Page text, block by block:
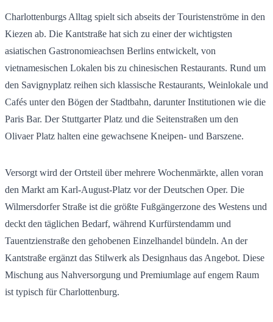
Charlottenburgs Alltag spielt sich abseits der Touristenströme in den
Kiezen ab. Die Kantstraße hat sich zu einer der wichtigsten
asiatischen Gastronomieachsen Berlins entwickelt, von
vietnamesischen Lokalen bis zu chinesischen Restaurants. Rund um
den Savignyplatz reihen sich klassische Restaurants, Weinlokale und
Cafés unter den Bögen der Stadtbahn, darunter Institutionen wie die
Paris Bar. Der Stuttgarter Platz und die Seitenstraßen um den
Olivaer Platz halten eine gewachsene Kneipen- und Barszene.
Versorgt wird der Ortsteil über mehrere Wochenmärkte, allen voran
den Markt am Karl-August-Platz vor der Deutschen Oper. Die
Wilmersdorfer Straße ist die größte Fußgängerzone des Westens und
deckt den täglichen Bedarf, während Kurfürstendamm und
Tauentzienstraße den gehobenen Einzelhandel bündeln. An der
Kantstraße ergänzt das Stilwerk als Designhaus das Angebot. Diese
Mischung aus Nahversorgung und Premiumlage auf engem Raum
ist typisch für Charlottenburg.